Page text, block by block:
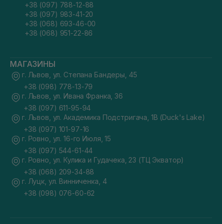
+38 (097) 788-12-88
+38 (097) 983-41-20
+38 (068) 693-46-00
+38 (068) 951-22-86
МАГАЗИНЫ
г. Львов, ул. Степана Бандеры, 45
+38 (098) 778-13-79
г. Львов, ул. Ивана Франка, 36
+38 (097) 611-95-94
г. Львов, ул. Академика Подстригача, 1В (Duck's Lake)
+38 (097) 101-97-16
г. Ровно, ул. 16-го Июля, 15
+38 (097) 544-61-44
г. Ровно, ул. Кулика и Гудачека, 23 (ТЦ Экватор)
+38 (068) 209-34-88
г. Луцк, ул. Винниченка, 4
+38 (098) 076-60-62